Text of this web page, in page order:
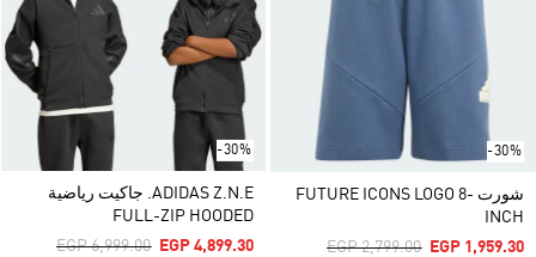
-30%
شورت FUTURE ICONS LOGO 8-
INCH
Price Reduced From
EGP 2,799.00ToEGP 1,959.30
-30%
ADIDAS Z.N.E. جاكيت رياضية
FULL-ZIP HOODED
Price Reduced From
EGP 6,999.00ToEGP 4,899.30